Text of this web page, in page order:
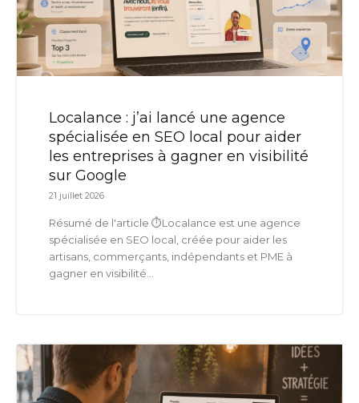
Localance : j’ai lancé une agence
spécialisée en SEO local pour aider
les entreprises à gagner en visibilité
sur Google
21 juillet 2026
Résumé de l'article ⏱️Localance est une agence
spécialisée en SEO local, créée pour aider les
artisans, commerçants, indépendants et PME à
gagner en visibilité...